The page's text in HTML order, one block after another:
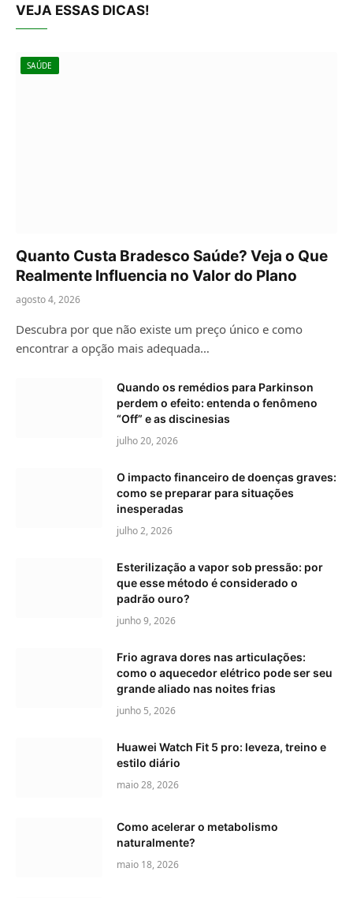
VEJA ESSAS DICAS!
SAÚDE
Quanto Custa Bradesco Saúde? Veja o Que
Realmente Influencia no Valor do Plano
agosto 4, 2026
Descubra por que não existe um preço único e como
encontrar a opção mais adequada…
Quando os remédios para Parkinson
perdem o efeito: entenda o fenômeno
“Off” e as discinesias
julho 20, 2026
O impacto financeiro de doenças graves:
como se preparar para situações
inesperadas
julho 2, 2026
Esterilização a vapor sob pressão: por
que esse método é considerado o
padrão ouro?
junho 9, 2026
Frio agrava dores nas articulações:
como o aquecedor elétrico pode ser seu
grande aliado nas noites frias
junho 5, 2026
Huawei Watch Fit 5 pro: leveza, treino e
estilo diário
maio 28, 2026
Como acelerar o metabolismo
naturalmente?
maio 18, 2026